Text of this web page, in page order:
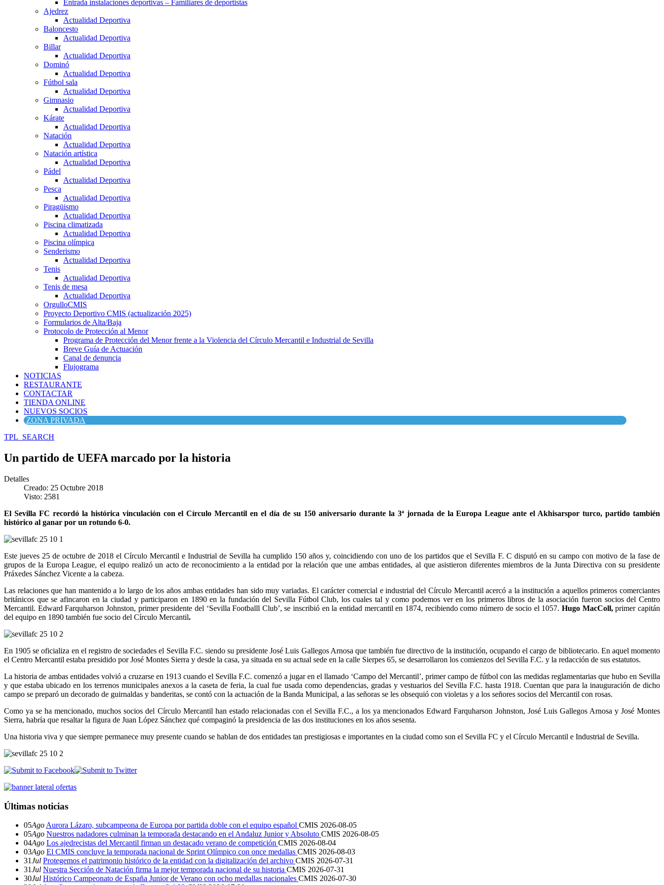
Entrada instalaciones deportivas – Familiares de deportistas
Ajedrez
Actualidad Deportiva
Baloncesto
Actualidad Deportiva
Billar
Actualidad Deportiva
Dominó
Actualidad Deportiva
Fútbol sala
Actualidad Deportiva
Gimnasio
Actualidad Deportiva
Kárate
Actualidad Deportiva
Natación
Actualidad Deportiva
Natación artística
Actualidad Deportiva
Pádel
Actualidad Deportiva
Pesca
Actualidad Deportiva
Piragüismo
Actualidad Deportiva
Piscina climatizada
Actualidad Deportiva
Piscina olímpica
Senderismo
Actualidad Deportiva
Tenis
Actualidad Deportiva
Tenis de mesa
Actualidad Deportiva
OrgulloCMIS
Proyecto Deportivo CMIS (actualización 2025)
Formularios de Alta/Baja
Protocolo de Protección al Menor
Programa de Protección del Menor frente a la Violencia del Círculo Mercantil e Industrial de Sevilla
Breve Guía de Actuación
Canal de denuncia
Flujograma
NOTICIAS
RESTAURANTE
CONTACTAR
TIENDA ONLINE
NUEVOS SOCIOS
ZONA PRIVADA
TPL_SEARCH
Un partido de UEFA marcado por la historia
Detalles
Creado: 25 Octubre 2018
Visto: 2581
El Sevilla FC recordó la histórica vinculación con el Círculo Mercantil en el día de su 150 aniversario durante la 3ª jornada de la Europa League ante el Akhisarspor turco, partido también
histórico al ganar por un rotundo 6-0.
Este jueves 25 de octubre de 2018 el Círculo Mercantil e Industrial de Sevilla ha cumplido 150 años y, coincidiendo con uno de los partidos que el Sevilla F. C disputó en su campo con motivo de la fase de
grupos de la Europa League, el equipo realizó un acto de reconocimiento a la entidad por la relación que une ambas entidades, al que asistieron diferentes miembros de la Junta Directiva con su presidente
Práxedes Sánchez Vicente a la cabeza.
Las relaciones que han mantenido a lo largo de los años ambas entidades han sido muy variadas. El carácter comercial e industrial del Círculo Mercantil acercó a la institución a aquellos primeros comerciantes
británicos que se afincaron en la ciudad y participaron en 1890 en la fundación del Sevilla Fútbol Club, los cuales tal y como podemos ver en los primeros libros de la asociación fueron socios del Centro
Mercantil. Edward Farquharson Johnston, primer presidente del ‘Sevilla Footballl Club’, se inscribió en la entidad mercantil en 1874, recibiendo como número de socio el 1057.Hugo MacColl,primer capitán
del equipo en 1890 también fue socio del Círculo Mercantil.
En 1905 se oficializa en el registro de sociedades el Sevilla F.C. siendo su presidente José Luis Gallegos Arnosa que también fue directivo de la institución, ocupando el cargo de bibliotecario. En aquel momento
el Centro Mercantil estaba presidido por José Montes Sierra y desde la casa, ya situada en su actual sede en la calle Sierpes 65, se desarrollaron los comienzos del Sevilla F.C. y la redacción de sus estatutos.
La historia de ambas entidades volvió a cruzarse en 1913 cuando el Sevilla F.C. comenzó a jugar en el llamado ‘Campo del Mercantil’, primer campo de fútbol con las medidas reglamentarias que hubo en Sevilla
y que estaba ubicado en los terrenos municipales anexos a la caseta de feria, la cual fue usada como dependencias, gradas y vestuarios del Sevilla F.C. hasta 1918. Cuentan que para la inauguración de dicho
campo se preparó un decorado de guirnaldas y banderitas, se contó con la actuación de la Banda Municipal, a las señoras se les obsequió con violetas y a los señores socios del Mercantil con rosas.
Como ya se ha mencionado, muchos socios del Círculo Mercantil han estado relacionadas con el Sevilla F.C., a los ya mencionados Edward Farquharson Johnston, José Luis Gallegos Arnosa y José Montes
Sierra, habría que resaltar la figura de Juan López Sánchez qué compaginó la presidencia de las dos instituciones en los años sesenta.
Una historia viva y que siempre permanece muy presente cuando se hablan de dos entidades tan prestigiosas e importantes en la ciudad como son el Sevilla FC y el Círculo Mercantil e Industrial de Sevilla.
Últimas noticias
05Ago Aurora Lázaro, subcampeona de Europa por partida doble con el equipo español CMIS 2026-08-05
05Ago Nuestros nadadores culminan la temporada destacando en el Andaluz Junior y Absoluto CMIS 2026-08-05
04Ago Los ajedrecistas del Mercantil firman un destacado verano de competición CMIS 2026-08-04
03Ago El CMIS concluye la temporada nacional de Sprint Olímpico con once medallas CMIS 2026-08-03
31Jul Protegemos el patrimonio histórico de la entidad con la digitalización del archivo CMIS 2026-07-31
31Jul Nuestra Sección de Natación firma la mejor temporada nacional de su historia CMIS 2026-07-31
30Jul Histórico Campeonato de España Junior de Verano con ocho medallas nacionales CMIS 2026-07-30